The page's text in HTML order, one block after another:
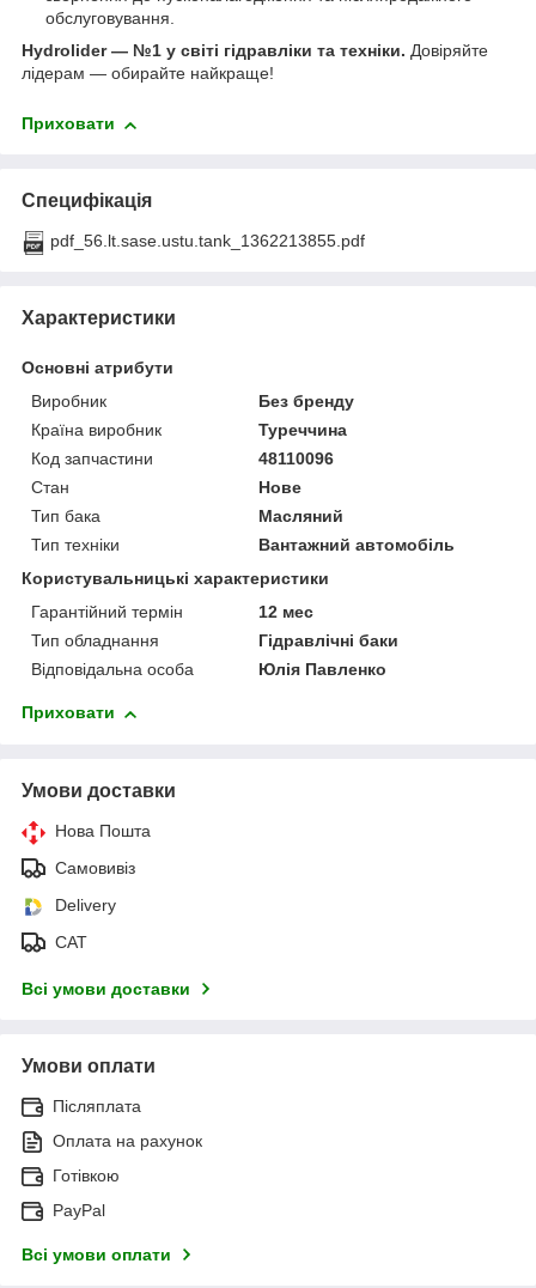
обслуговування.
Hydrolider — №1 у світі гідравліки та техніки. Довіряйте
лідерам — обирайте найкраще!
Приховати
Специфікація
pdf_56.lt.sase.ustu.tank_1362213855.pdf
Характеристики
Основні атрибути
Виробник
Без бренду
Країна виробник
Туреччина
Код запчастини
48110096
Стан
Нове
Тип бака
Масляний
Тип техніки
Вантажний автомобіль
Користувальницькі характеристики
Гарантійний термін
12 мес
Тип обладнання
Гідравлічні баки
Відповідальна особа
Юлія Павленко
Приховати
Умови доставки
Нова Пошта
Самовивіз
Delivery
САТ
Всі умови доставки
Умови оплати
Післяплата
Оплата на рахунок
Готівкою
PayPal
Всі умови оплати